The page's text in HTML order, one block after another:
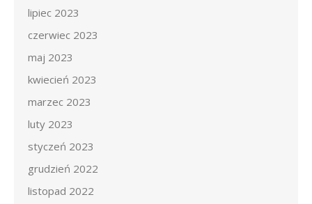
lipiec 2023
czerwiec 2023
maj 2023
kwiecień 2023
marzec 2023
luty 2023
styczeń 2023
grudzień 2022
listopad 2022